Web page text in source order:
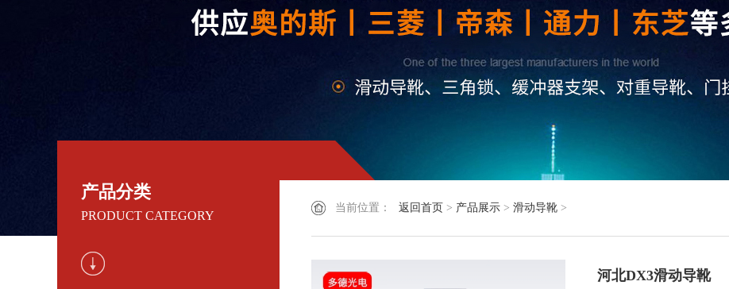
产品分类
PRODUCT CATEGORY
当前位置： 返回首页 > 产品展示 > 滑动导靴 >
河北DX3滑动导靴